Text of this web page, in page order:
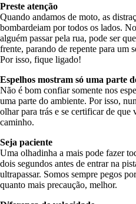
Preste atenção
Quando andamos de moto, as
bombardeiam por todos os lados.
alguém passar pela rua, pode ser
frente, parando de repente para um
Por isso, fique ligado!
Espelhos mostram só uma parte
Não é bom confiar somente nos
uma parte do ambiente. Por isso,
olhar para trás e se certificar de que
caminho.
Seja paciente
Uma olhadinha a mais pode fazer
dois segundos antes de entrar na
ultrapassar. Somos sempre pegos
quanto mais precaução, melhor.